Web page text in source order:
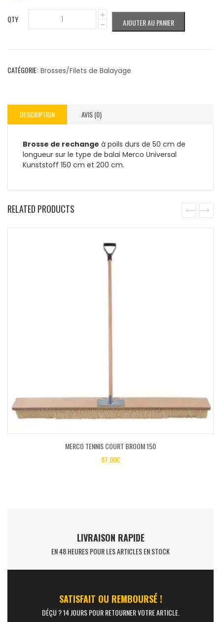
QTY AJOUTER AU PANIER
CATÉGORIE: Brosses/Filets de Balayage
DESCRIPTION AVIS (0)
Brosse de rechange à poils durs de 50 cm de
longueur sur le type de balai Merco Universal
Kunststoff 150 cm et 200 cm.
RELATED PRODUCTS
MERCO TENNIS COURT BROOM 150
87,00€
LIVRAISON RAPIDE
EN 48 HEURES POUR LES ARTICLES EN STOCK
SATISFAIT OU REMBOURSÉ !
DÉÇU ? 14 JOURS POUR RETOURNER VOTRE ARTICLE.